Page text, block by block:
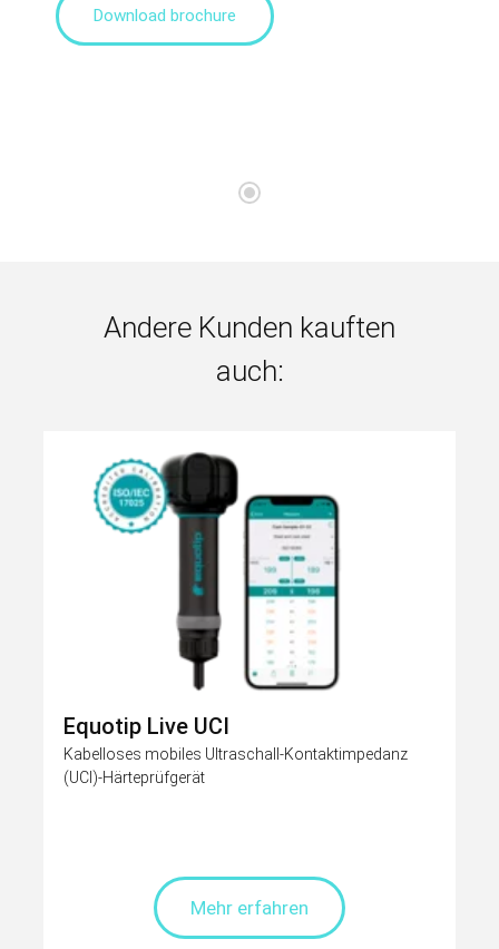
Download brochure
Andere Kunden kauften
auch:
Equotip Live UCI
Kabelloses mobiles Ultraschall-Kontaktimpedanz
(UCI)-Härteprüfgerät
Mehr erfahren